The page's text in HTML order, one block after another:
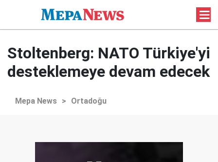
Stoltenberg: NATO Türkiye'yi
desteklemeye devam edecek
Mepa News > Ortadoğu